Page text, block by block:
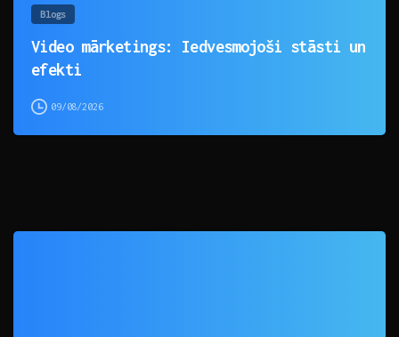
Blogs
Video mārketings: Iedvesmojoši stāsti un
efekti
09/08/2026